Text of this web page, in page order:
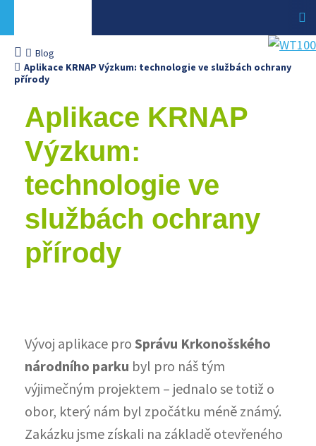
Blog
Aplikace KRNAP Výzkum: technologie ve službách ochrany
přírody
Aplikace KRNAP
Výzkum:
technologie ve
službách ochrany
přírody
Vývoj aplikace pro Správu Krkonošského
národního parku byl pro náš tým
výjimečným projektem – jednalo se totiž o
obor, který nám byl zpočátku méně známý.
Zakázku jsme získali na základě otevřeného